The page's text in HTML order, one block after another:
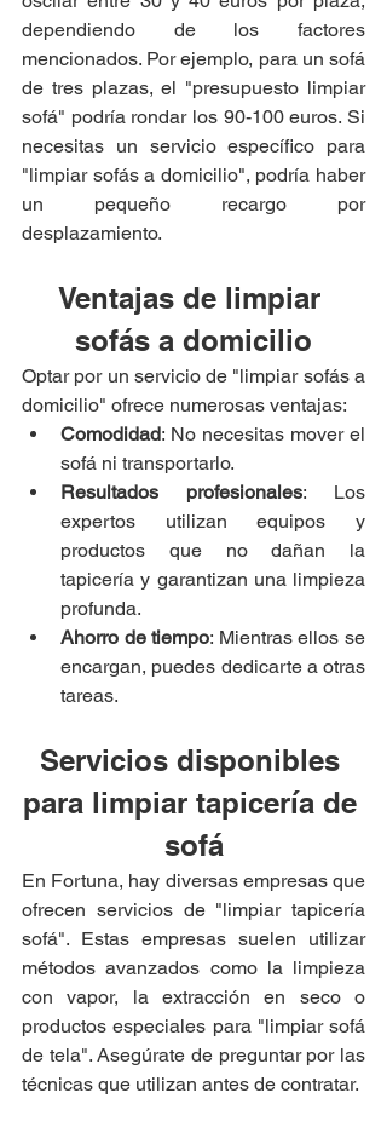
dependiendo de los factores
mencionados. Por ejemplo, para un sofá
de tres plazas, el "presupuesto limpiar
sofá" podría rondar los 90-100 euros. Si
necesitas un servicio específico para
"limpiar sofás a domicilio", podría haber
un pequeño recargo por
desplazamiento.
Ventajas de limpiar
sofás a domicilio
Optar por un servicio de "limpiar sofás a
domicilio" ofrece numerosas ventajas:
Comodidad: No necesitas mover el
sofá ni transportarlo.
Resultados profesionales: Los
expertos utilizan equipos y
productos que no dañan la
tapicería y garantizan una limpieza
profunda.
Ahorro de tiempo: Mientras ellos se
encargan, puedes dedicarte a otras
tareas.
Servicios disponibles
para limpiar tapicería de
sofá
En Fortuna, hay diversas empresas que
ofrecen servicios de "limpiar tapicería
sofá". Estas empresas suelen utilizar
métodos avanzados como la limpieza
con vapor, la extracción en seco o
productos especiales para "limpiar sofá
de tela". Asegúrate de preguntar por las
técnicas que utilizan antes de contratar.